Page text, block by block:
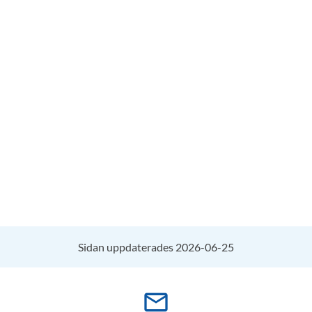
Sidan uppdaterades 2026-06-25
mail_outline